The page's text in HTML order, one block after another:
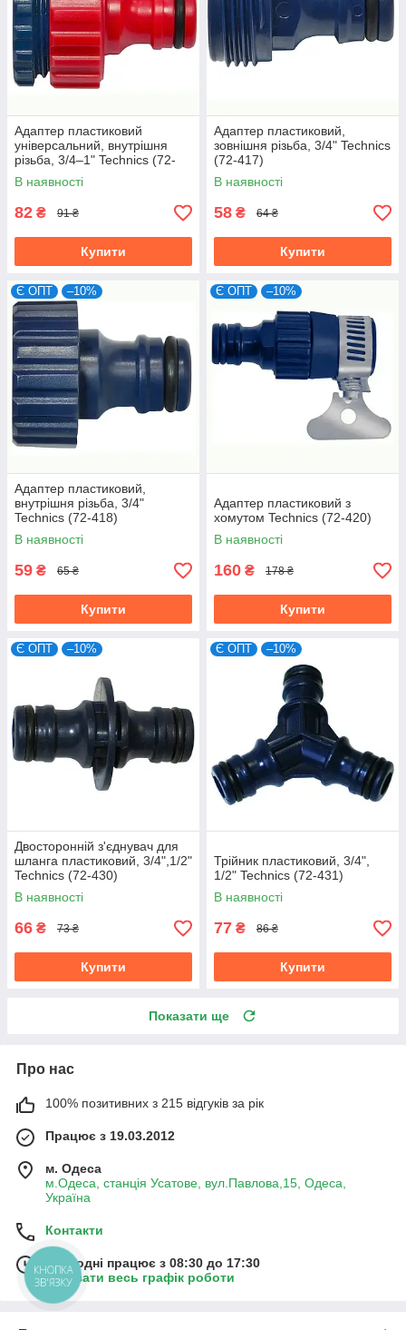
Адаптер пластиковий
універсальний, внутрішня
різьба, 3/4–1" Technics (72-
416)
В наявності
82 ₴ 91 ₴
Купити
Адаптер пластиковий,
зовнішня різьба, 3/4" Technics
(72-417)
В наявності
58 ₴ 64 ₴
Купити
Є ОПТ –10%
Адаптер пластиковий,
внутрішня різьба, 3/4"
Technics (72-418)
В наявності
59 ₴ 65 ₴
Купити
Є ОПТ –10%
Адаптер пластиковий з
хомутом Technics (72-420)
В наявності
160 ₴ 178 ₴
Купити
Є ОПТ –10%
Двосторонній з'єднувач для
шланга пластиковий, 3/4",1/2"
Technics (72-430)
В наявності
66 ₴ 73 ₴
Купити
Є ОПТ –10%
Трійник пластиковий, 3/4",
1/2" Technics (72-431)
В наявності
77 ₴ 86 ₴
Купити
Показати ще
Про нас
100% позитивних з 215 відгуків за рік
Працює з 19.03.2012
м. Одеса
м.Одеса, станція Усатове, вул.Павлова,15, Одеса,
Україна
Контакти
Сьогодні працює з 08:30 до 17:30
Показати весь графік роботи
КНОПКА
ЗВ'ЯЗКУ